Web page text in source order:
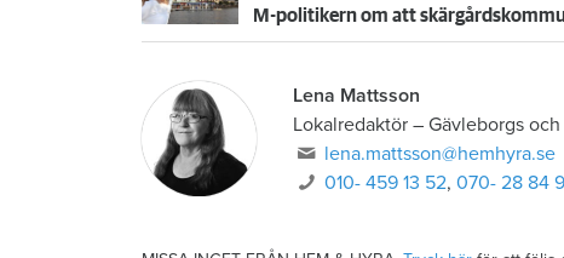
M-politikern om att
Lena Mattsson
Lokalredaktör – Gävleborgs
lena.mattsson@hemhyra.se
010- 459 13 52,070- 28 84